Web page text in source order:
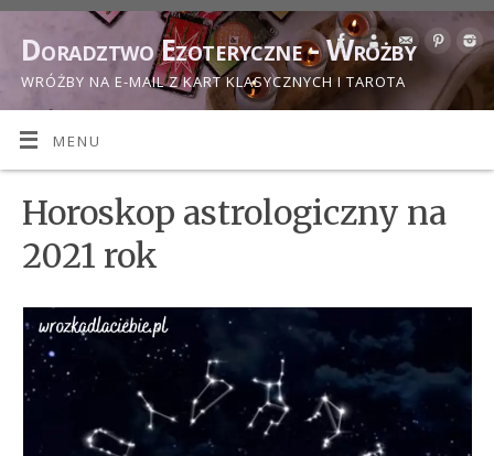
Doradztwo Ezoteryczne - Wróżby
WRÓŻBY NA E-MAIL Z KART KLASYCZNYCH I TAROTA
MENU
Horoskop astrologiczny na
2021 rok